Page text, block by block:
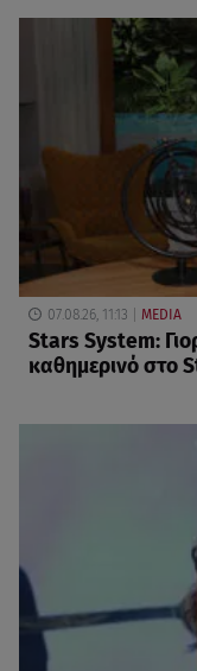
07.08.26, 11:13 MEDIA
Stars System:
καθημερινό στο